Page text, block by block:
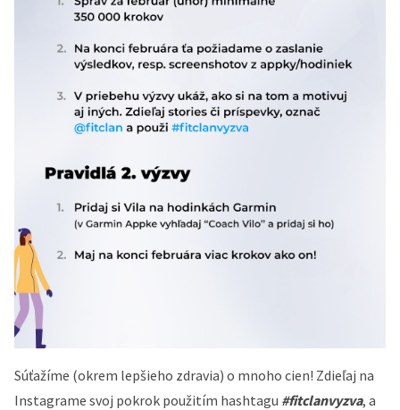
Súťažíme (okrem lepšieho zdravia) o mnoho cien! Zdieľaj na
Instagrame svoj pokrok použitím hashtagu #fitclanvyzva, a